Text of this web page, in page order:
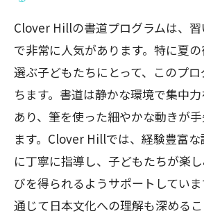
Clover Hillの書道プログラムは、
で非常に人気があります。特に夏
選ぶ子どもたちにとって、このプ
ちます。書道は静かな環境で集中
あり、筆を使った細やかな動きが
ます。Clover Hillでは、経験豊富な
に丁寧に指導し、子どもたちが楽
びを得られるようサポートしてい
通じて日本文化への理解も深めるこ